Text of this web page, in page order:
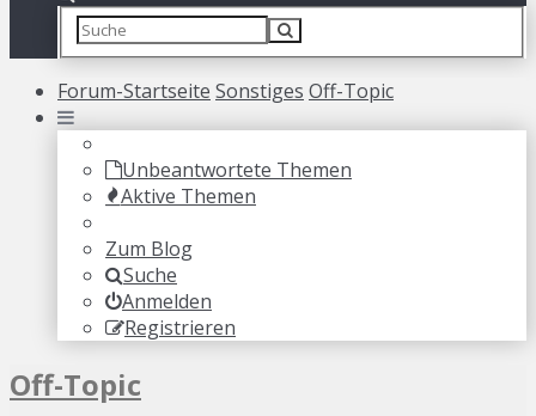
Forum-Startseite Sonstiges Off-Topic
Unbeantwortete Themen
Aktive Themen
Zum Blog
Suche
Anmelden
Registrieren
Off-Topic